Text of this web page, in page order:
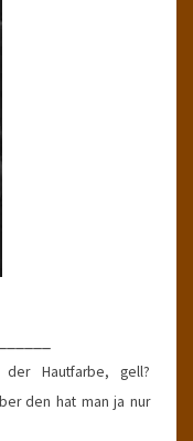
Hautfarbe, gell?
den hat man ja nur